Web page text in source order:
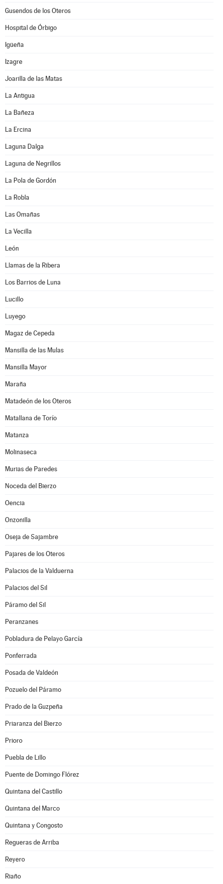
Gusendos de los Oteros
Hospital de Órbigo
Igüeña
Izagre
Joarilla de las Matas
La Antigua
La Bañeza
La Ercina
Laguna Dalga
Laguna de Negrillos
La Pola de Gordón
La Robla
Las Omañas
La Vecilla
León
Llamas de la Ribera
Los Barrios de Luna
Lucillo
Luyego
Magaz de Cepeda
Mansilla de las Mulas
Mansilla Mayor
Maraña
Matadeón de los Oteros
Matallana de Torío
Matanza
Molinaseca
Murias de Paredes
Noceda del Bierzo
Oencia
Onzonilla
Oseja de Sajambre
Pajares de los Oteros
Palacios de la Valduerna
Palacios del Sil
Páramo del Sil
Peranzanes
Pobladura de Pelayo García
Ponferrada
Posada de Valdeón
Pozuelo del Páramo
Prado de la Guzpeña
Priaranza del Bierzo
Prioro
Puebla de Lillo
Puente de Domingo Flórez
Quintana del Castillo
Quintana del Marco
Quintana y Congosto
Regueras de Arriba
Reyero
Riaño